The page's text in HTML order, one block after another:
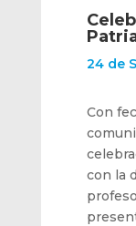
24 de
Con
con la